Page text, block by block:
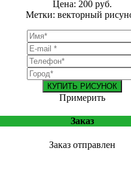
Цена: 200 руб.
Метки: векторный
КУПИТЬ РИСУНОК
Примерить
Заказ
Заказ отправлен